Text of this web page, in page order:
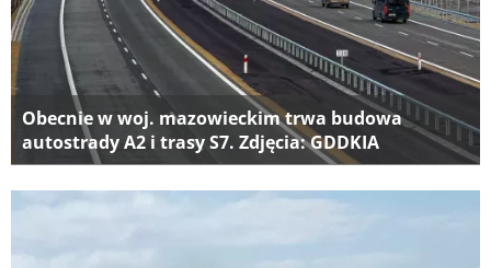
Obecnie w woj. mazowieckim trwa budowa
autostrady A2 i trasy S7. Zdjęcia: GDDKIA